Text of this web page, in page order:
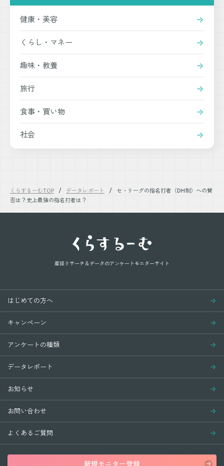
健康・美容
くらし・マネー
趣味・教養
旅行
食事・買い物
社会
くらするーむTOP データレポート
セ・リーグの指名打者（DH制）への賛
否は？史上最強の指名打者は？
産経リサーチ＆データのアンケートモニターサイト
はじめての方へ
キャンペーン
アンケートの種類
データレポート
お知らせ
お問い合わせ
よくあるご質問
新規モニター登録